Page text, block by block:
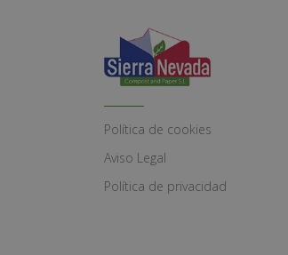
Política de cookies
Aviso Legal
Política de privacidad